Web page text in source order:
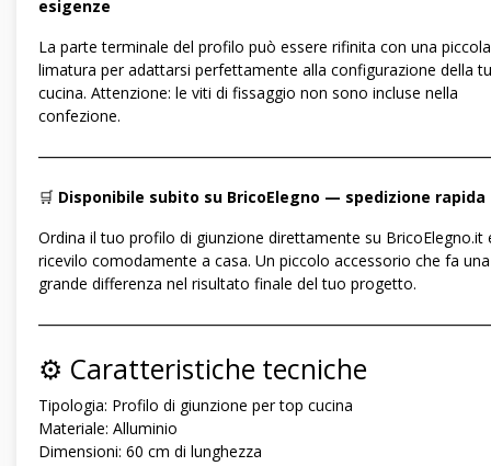
esigenze
La parte terminale del profilo può essere rifinita con una piccola
limatura per adattarsi perfettamente alla configurazione della
cucina. Attenzione: le viti di fissaggio non sono incluse nella
confezione.
🛒 Disponibile subito su BricoElegno — spedizione rapida
Ordina il tuo profilo di giunzione direttamente su BricoElegno.it
ricevilo comodamente a casa. Un piccolo accessorio che fa una
grande differenza nel risultato finale del tuo progetto.
⚙️ Caratteristiche tecniche
Tipologia: Profilo di giunzione per top cucina
Materiale: Alluminio
Dimensioni: 60 cm di lunghezza